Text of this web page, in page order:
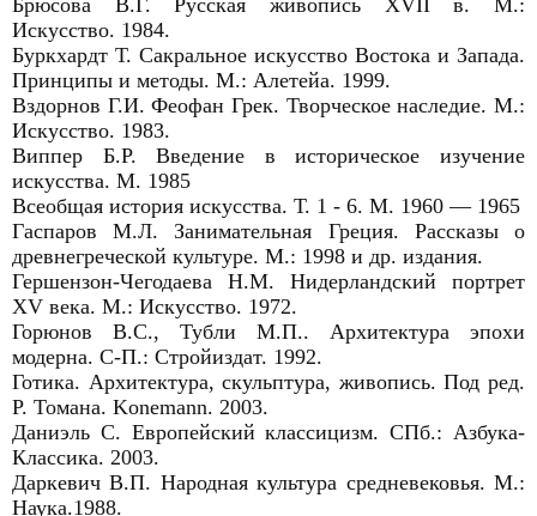
Брюсова В.Г. Русская живопись XVII в. М.:
Искусство. 1984.
Буркхардт Т. Сакральное искусство Востока и Запада.
Принципы и методы. М.: Алетейа. 1999.
Вздорнов Г.И. Феофан Грек. Творческое наследие. М.:
Искусство. 1983.
Виппер Б.Р. Введение в историческое изучение
искусства. М. 1985
Всеобщая история искусства. Т. 1 - 6. М. 1960 ― 1965
Гаспаров М.Л. Занимательная Греция. Рассказы о
древнегреческой культуре. М.: 1998 и др. издания.
Гершензон-Чегодаева Н.М. Нидерландский портрет
XV века. М.: Искусство. 1972.
Горюнов В.С., Тубли М.П.. Архитектура эпохи
модерна. С-П.: Стройиздат. 1992.
Готика. Архитектура, скульптура, живопись. Под ред.
Р. Томана. Konemann. 2003.
Даниэль С. Европейский классицизм. СПб.: Азбука-
Классика. 2003.
Даркевич В.П. Народная культура средневековья. М.:
Наука.1988.